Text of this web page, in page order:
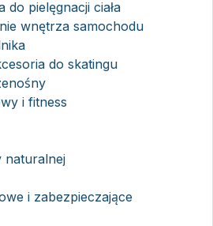
do pielęgnacji ciała
wnętrza samochodu
do skatingu
i fitness
naturalnej
i zabezpieczające